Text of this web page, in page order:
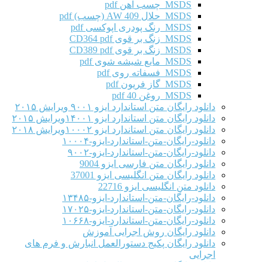
MSDS چسب آهن pdf
MSDS حلال AW 409 (چسب) pdf
MSDS رنگ پودری اپوکسی pdf
MSDS زنگ بر قوی CD364 pdf
MSDS زنگ بر قوی CD389 pdf
MSDS مایع شیشه شوی pdf
MSDS فسفاته روی pdf
MSDS گاز فریون pdf
MSDS روغن 40 pdf
دانلود رایگان متن استاندارد ایزو ۹۰۰۱ ویرایش ۲۰۱۵
دانلود رایگان متن استاندارد ایزو ۱۴۰۰۱ویرایش ۲۰۱۵
دانلود رایگان متن استاندارد ایزو ۱۰۰۰۲ویرایش ۲۰۱۸
دانلود-رایگان-متن-استاندارد-ایزو-۱۰۰۰۴
دانلود-رایگان-متن-استاندارد-ایزو-۹۰۰۲
دانلود رایگان متن فارسی ایزو 9004
دانلود رایگان متن انگلیسی ایزو 37001
دانلود متن انگلیسی ایزو 22716
دانلود-رایگان-متن-استاندارد-ایزو-۱۳۴۸۵
دانلود-رایگان-متن-استاندارد-ایزو-۱۷۰۲۵
دانلود-رایگان-متن-استاندارد-ایزو-۱۰۶۶۸
دانلود رایگان روش اجرایی آموزش
دانلود رایگان پکیج دستورالعمل انبارش و فرم های
اجرایی